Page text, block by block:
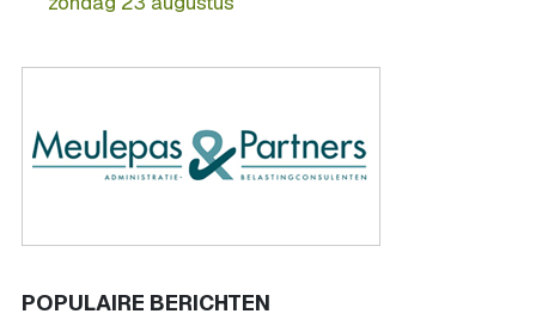
POPULAIRE BERICHTEN